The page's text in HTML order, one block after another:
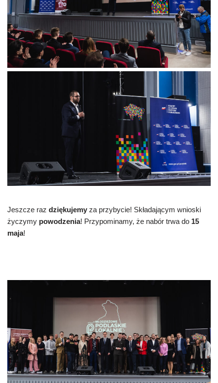
Jeszcze raz dziękujemy za przybycie! Składającym wnioski
życzymy powodzenia! Przypominamy, że nabór trwa do 15
maja!